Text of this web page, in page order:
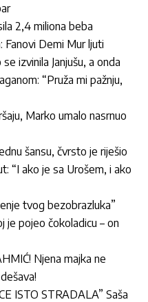
2,4 miliona beba
Fanovi Demi Mur ljuti
izvinila Janjušu, a onda
“Pruža mi pažnju,
Marko umalo nasrnuo
šansu, čvrsto je riješio
“I ako je sa Urošem, i ako
tvog bezobrazluka”
je pojeo čokoladicu – on
Njena majka ne
ISTO STRADALA” Saša